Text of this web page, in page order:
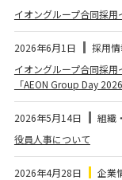
イオングループ合同採
2026年6月1日
採用
イオングループ合同採用
「AEON Group Day
2026年5月14日
組織
役員人事について
2026年4月28日
企業